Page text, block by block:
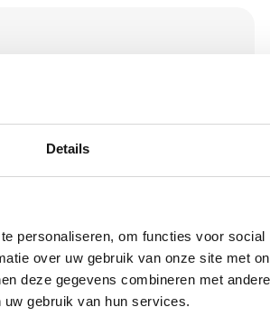
Details
personaliseren, om functies voor
over uw gebruik van onze site met
deze gegevens combineren met
gebruik van hun services.